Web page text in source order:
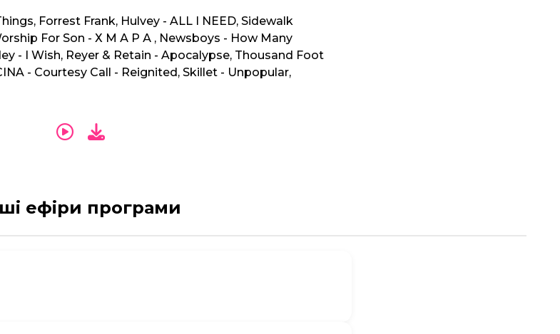
Forrest Frank, Hulvey - ALL I NEED, Sidewalk
For Son - Х М А Р А , Newsboys - How Many
- I Wish, Reyer & Retain - Apocalypse, Thousand Foot
- Courtesy Call - Reignited, Skillet - Unpopular,
ефіри програми